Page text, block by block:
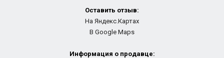
Оставить отзыв:
На Яндекс.Картах
В Google Maps
Информация о продавце: